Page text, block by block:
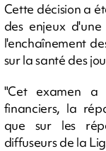
Cette décision a
des enjeux
l'enchaînement
sur la santé des
"Cet examen a
financiers, la
que sur les
diffuseurs de la